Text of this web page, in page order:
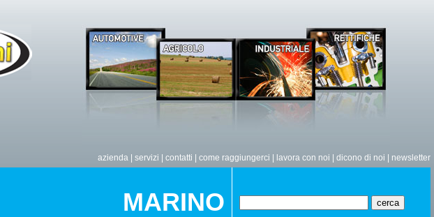
azienda| servizi contatti come raggiungerci lavora con noi dicono di noi newsletter
MARINO